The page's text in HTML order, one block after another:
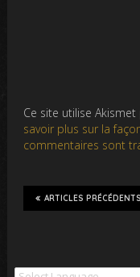
Ce site utilise
savoir plus sur la
commentaires sont
ARTICLES PRÉCÉDENTS